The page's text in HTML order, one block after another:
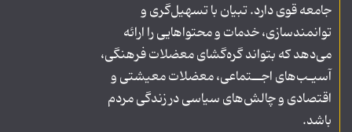
جامعه قوی دارد. تبیان با تسهیل‌گری و
توانمندسازی، خدمات و محتواهایی را ارائه
می‌دهد که بتواند گره‌گشای معضلات فرهنگی،
آسیـب‌های اجــتماعی، معضلات معیشتی و
اقتصادی و چالش‌های سیاسی در زندگی مردم
باشد.